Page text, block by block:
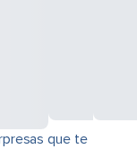
que te